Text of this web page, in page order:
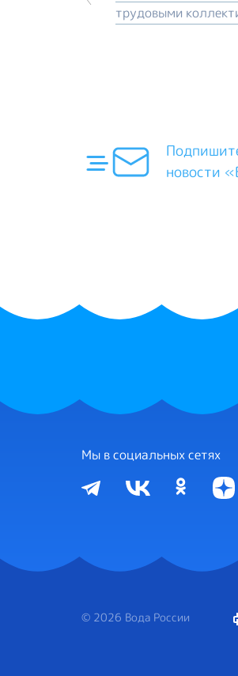
трудовыми
новости
Мы в социальных сетях
© 2026 Вода России